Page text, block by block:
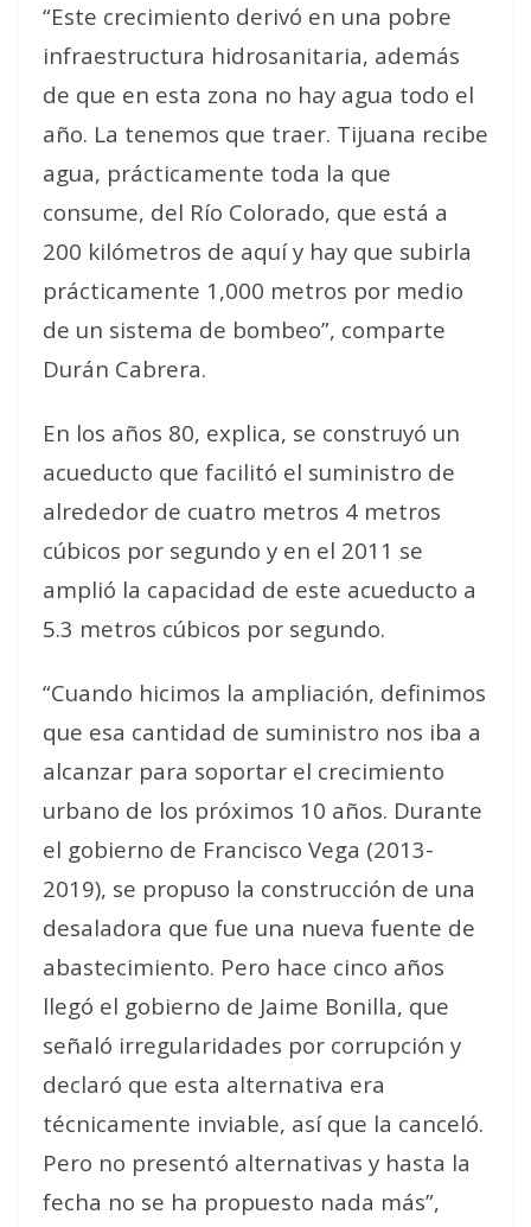
“Este crecimiento derivó en una pobre
infraestructura hidrosanitaria, además
de que en esta zona no hay agua todo el
año. La tenemos que traer. Tijuana recibe
agua, prácticamente toda la que
consume, del Río Colorado, que está a
200 kilómetros de aquí y hay que subirla
prácticamente 1,000 metros por medio
de un sistema de bombeo”, comparte
Durán Cabrera.
En los años 80, explica, se construyó un
acueducto que facilitó el suministro de
alrededor de cuatro metros 4 metros
cúbicos por segundo y en el 2011 se
amplió la capacidad de este acueducto a
5.3 metros cúbicos por segundo.
“Cuando hicimos la ampliación, definimos
que esa cantidad de suministro nos iba a
alcanzar para soportar el crecimiento
urbano de los próximos 10 años. Durante
el gobierno de Francisco Vega (2013-
2019), se propuso la construcción de una
desaladora que fue una nueva fuente de
abastecimiento. Pero hace cinco años
llegó el gobierno de Jaime Bonilla, que
señaló irregularidades por corrupción y
declaró que esta alternativa era
técnicamente inviable, así que la canceló.
Pero no presentó alternativas y hasta la
fecha no se ha propuesto nada más”,